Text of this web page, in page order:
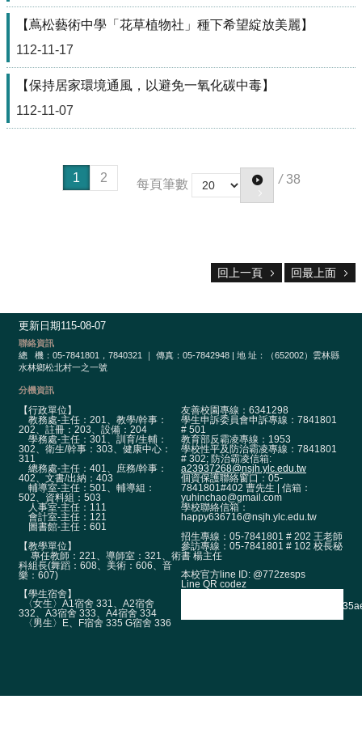
樂
學
專
區
樂、
料
開
放
宣
告
隱
私
權
宣
告
資
全
政
策
【蔦松藝術中學「花草植物社」種下希望綻放美麗】
112-11-17
【保持居家環境通風，以避免一氧化碳中毒】
112-11-07
1 2 每頁筆數 / 38
回上一頁 回最上面
更新日期115-08-07
聯絡資訊
總
機：05-7841801，7840321 ｜ 傳真：05-7842948 | 地 址：（652002）雲林縣
水林鄉松北村一之一號
分機資訊
【行政單位】
教務處-主任：201、教學/幹事：
202、註冊：203、設備：204
學務處-主任：301、訓育/生輔：
302、衛生/幹事：303、健康中心：
311
總務處-主任：401、庶務/幹事：
402、文書/出納：403
輔導室-主任：501、輔導組：
502、資料組：503
人事室-主任：111
會計室-主任：121
圖書館-主任：601
【教學單位】
專任教師：221、導師室：321、術
科組長(舞蹈：608、美術：606、音
樂：607)
【學生宿舍】
〈女生〉A1宿舍 331、A2宿舍
332、A3宿舍 333、A4宿舍 334
〈男生〉E、F宿舍 335 G宿舍 336
友善校園專線：6341298
學生申訴委員會申訴專線：7841801
# 501
教育部反霸凌專線：1953
學校性平及防治霸凌專線：7841801
# 302; 防治霸凌信箱:
a23937268@nsjh.ylc.edu.tw
個資保護聯絡窗口：05-
7841801#402 曹先生 | 信箱：
yuhinchao@gmail.com
學校聯絡信箱：
happy636716@nsjh.ylc.edu.tw
招生專線：05-7841801 # 202 王老師
參訪專線：05-7841801 # 102 校長秘
書 楊主任
本校官方line ID: @772zesps
Line QR codez